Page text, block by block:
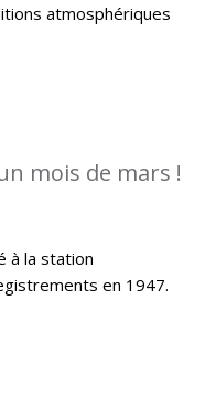
atmosphériques
mois de mars !
à la station
en 1947.